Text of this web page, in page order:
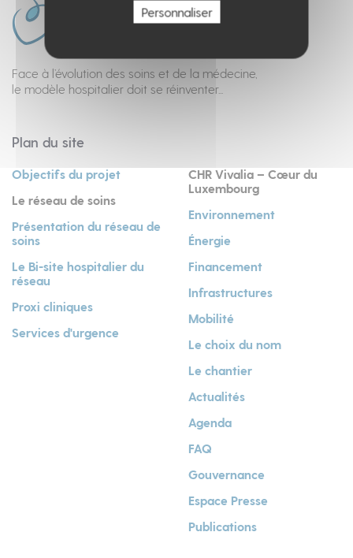
Face à l’évolution des soins et de la médecine,
le modèle hospitalier doit se réinventer...
Plan du site
Objectifs du projet
Le réseau de soins
Présentation du réseau de
soins
Le Bi-site hospitalier du
réseau
Proxi cliniques
Services d'urgence
CHR Vivalia – Cœur du
Luxembourg
Environnement
Énergie
Financement
Infrastructures
Mobilité
Le choix du nom
Le chantier
Actualités
Agenda
FAQ
Gouvernance
Espace Presse
Publications
Personnaliser